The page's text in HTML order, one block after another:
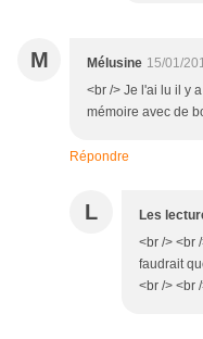
M Mélusine 15/01/
<br /> Je l'ai lu il y
mémoire avec de
Répondre
L Les
<br /> <br
faudrait
<br /> <br